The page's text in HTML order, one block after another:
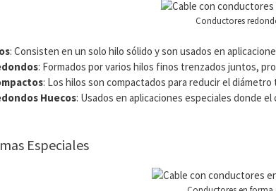
Conductores
: Consisten en un solo hilo sólido y son usados en
: Formados por varios hilos finos trenzados juntos,
: Los hilos son compactados para reducir el
Huecos: Usados en aplicaciones especiales donde
Especiales